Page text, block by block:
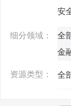
安
细分领域： 全
金
资源类型： 全